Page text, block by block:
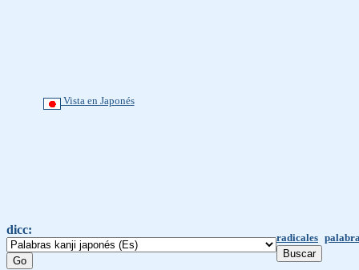
Vista en Japonés
dicc:
radicales